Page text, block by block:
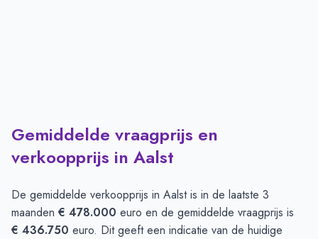
Gemiddelde vraagprijs en
verkoopprijs in Aalst
De gemiddelde verkoopprijs in Aalstis in de laatste 3
maanden € 478.000 euro en de gemiddelde vraagprijs is
€ 436.750 euro. Dit geeft een indicatie van de huidige